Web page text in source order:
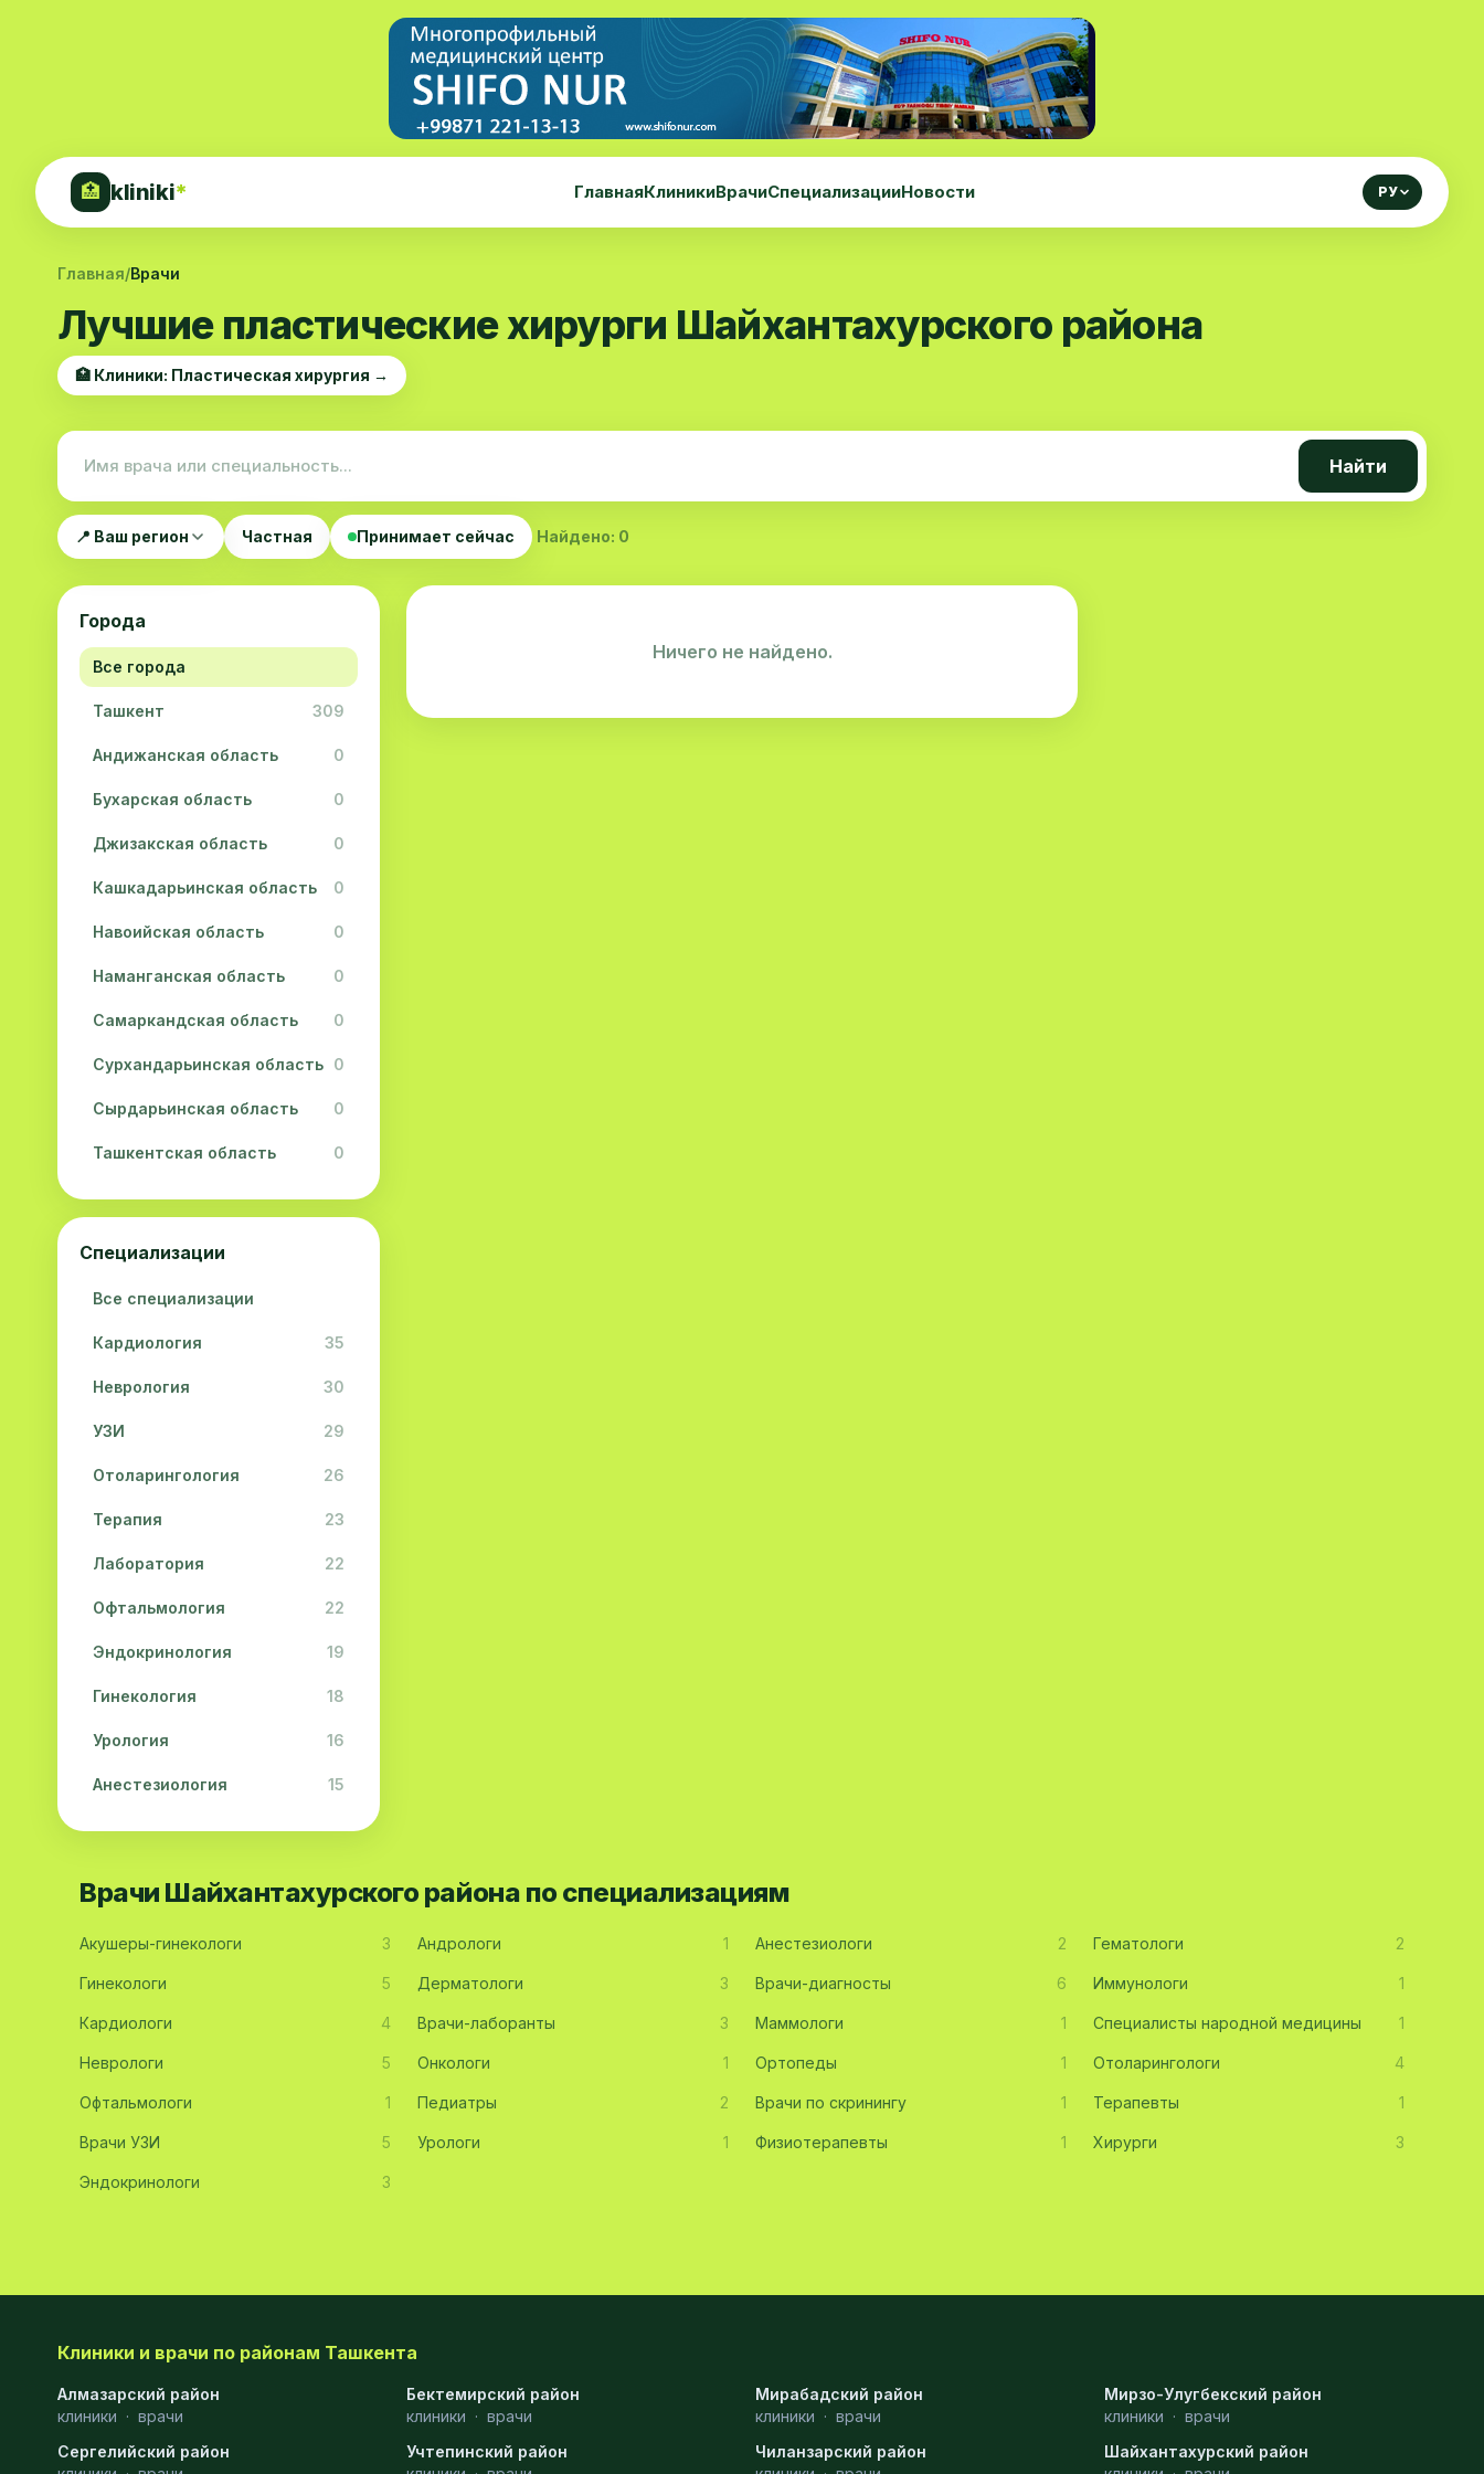
🏥 kliniki* ГлавнаяКлиникиВрачиСпециализацииНовости РУ
Главная/Врачи
Лучшие пластические хирурги Шайхантахурского района
🏥 Клиники: Пластическая хирургия →
Найти
📍 Ваш регион Частная Принимает сейчас Найдено: 0
Города
Все города
Ташкент 309
Андижанская область 0
Бухарская область 0
Джизакская область 0
Кашкадарьинская область 0
Навоийская область 0
Наманганская область 0
Самаркандская область 0
Сурхандарьинская область 0
Сырдарьинская область 0
Ташкентская область 0
Ферганская область 0
Специализации
Все специализации
Кардиология 35
Неврология 30
УЗИ 29
Отоларингология 26
Терапия 23
Лаборатория 22
Офтальмология 22
Эндокринология 19
Гинекология 18
Урология 16
Анестезиология 15
Дерматология 15
Андрология
Стоматология
Рентгенология
Пластическая хирургия 5
Эндоскопия
Косметология
Ничего не найдено.
Врачи Шайхантахурского района по специализациям
Акушеры-гинекологи 3 Андрологи 1 Анестезиологи 2 Гематологи 2
Гинекологи 5 Дерматологи 3 Врачи-диагносты 6 Иммунологи 1
Кардиологи 4 Врачи-лаборанты 3 Маммологи 1 Специалисты народной медицины 1
Неврологи 5 Онкологи 1 Ортопеды 1 Отоларингологи 4
Офтальмологи 1 Педиатры 2 Врачи по скринингу 1 Терапевты 1
Врачи УЗИ 5 Урологи 1 Физиотерапевты 1 Хирурги 3
Эндокринологи 3
Клиники и врачи по районам Ташкента
Алмазарский район
клиники · врачи
Бектемирский район
клиники · врачи
Мирабадский район
клиники · врачи
Мирзо-Улугбекский район
клиники · врачи
Сергелийский район
Учтепинский район
Чиланзарский район
Шайхантахурский район